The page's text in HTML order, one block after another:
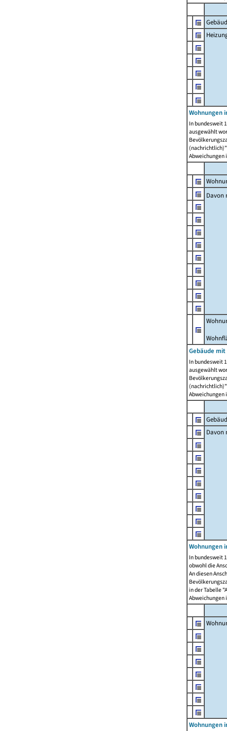
Wohnungen
In bundesweit
ausgewählt
Abweichungen
Davon
Gebäude
In bundesweit
ausgewählt
Abweichungen
Davon
Wohnungen
In bundesweit
obwohl die
An diesen
in der Tabelle
Abweichungen
Wohnungen